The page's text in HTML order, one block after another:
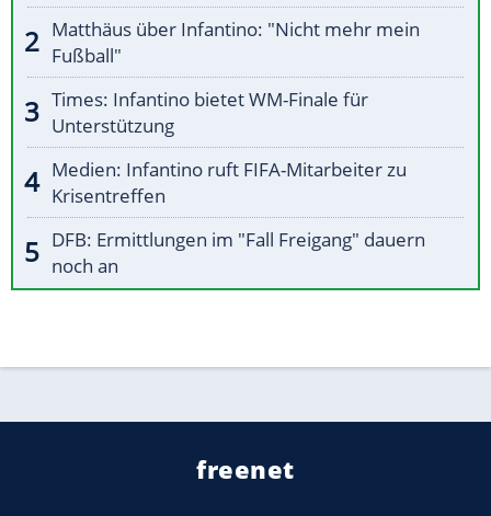
Matthäus über Infantino: "Nicht mehr mein
Fußball"
Times: Infantino bietet WM-Finale für
Unterstützung
Medien: Infantino ruft FIFA-Mitarbeiter zu
Krisentreffen
DFB: Ermittlungen im "Fall Freigang" dauern
noch an
freenet